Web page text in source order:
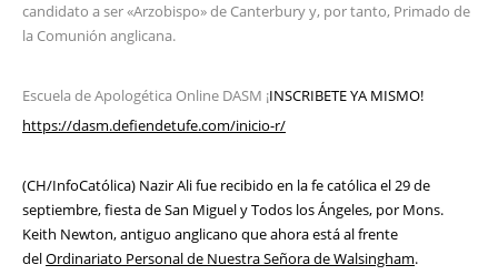
candidato a ser «Arzobispo» de Canterbury y, por tanto, Primado de
la Comunión anglicana.
Escuela de Apologética Online DASM ¡INSCRIBETE YA MISMO!
https://dasm.defiendetufe.com/inicio-r/
(CH/InfoCatólica) Nazir Ali fue recibido en la fe católica el 29 de
septiembre, fiesta de San Miguel y Todos los Ángeles, por Mons.
Keith Newton, antiguo anglicano que ahora está al frente
delOrdinariato Personal de Nuestra Señora de Walsingham.